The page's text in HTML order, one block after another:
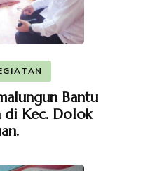
Bantu
di Kec. Dolok